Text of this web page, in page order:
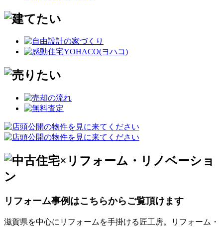
リフォーム事例はこちらからご覧頂けます
滋賀県を中心にリフォームを手掛ける匠工房。リフォーム・